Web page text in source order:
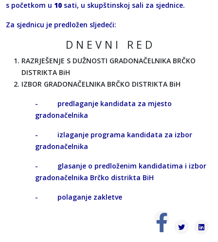
s početkom u 10 sati, u skupštinskoj sali za sjednice.
Za sjednicu je predložen sljedeći:
D N E V N I R E D
RAZRJEŠENJE S DUŽNOSTI GRADONAČELNIKA BRČKO
DISTRIKTA BiH
IZBOR GRADONAČELNIKA BRČKO DISTRIKTA BiH
- predlaganje kandidata za mjesto
gradonačelnika
- izlaganje programa kandidata za izbor
gradonačelnika
- glasanje o predloženim kandidatima i izbor
gradonačelnika Brčko distrikta BiH
- polaganje zakletve